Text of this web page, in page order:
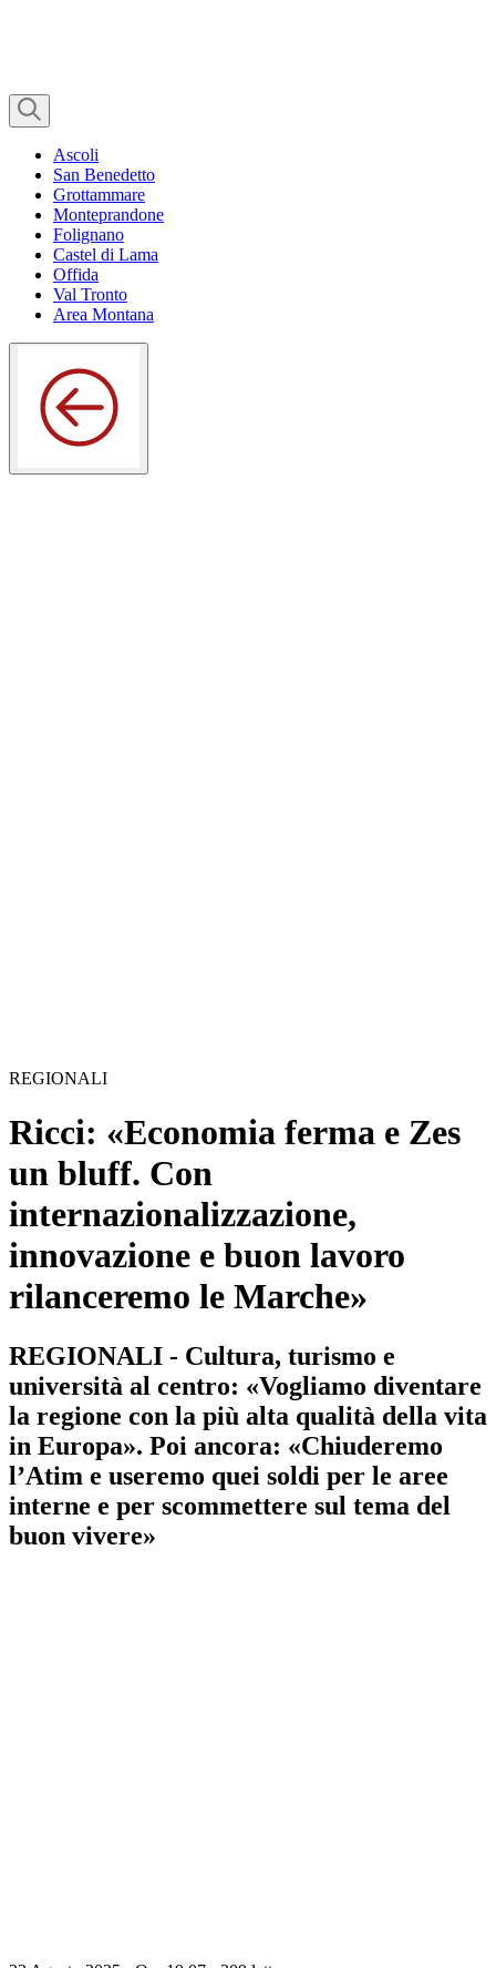
Ascoli
San Benedetto
Grottammare
Monteprandone
Folignano
Castel di Lama
Offida
Val Tronto
Area Montana
REGIONALI
Ricci: «Economia ferma e Zes
un bluff. Con
internazionalizzazione,
innovazione e buon lavoro
rilanceremo le Marche»
REGIONALI - Cultura, turismo e
università al centro: «Vogliamo diventare
la regione con la più alta qualità della vita
in Europa». Poi ancora: «Chiuderemo
l’Atim e useremo quei soldi per le aree
interne e per scommettere sul tema del
buon vivere»